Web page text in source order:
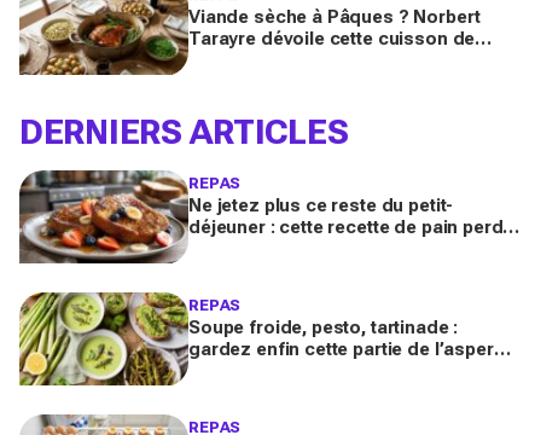
Viande sèche à Pâques ? Norbert
Tarayre dévoile cette cuisson de
DERNIERS ARTICLES
REPAS
Ne jetez plus ce reste du petit-
déjeuner : cette recette de pain perdu
REPAS
Soupe froide, pesto, tartinade :
gardez enfin cette partie de l’asperge
REPAS